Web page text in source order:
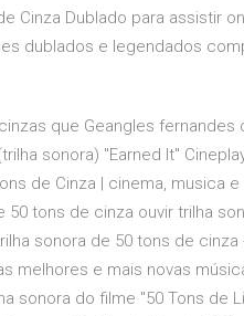
Cinza Dublado para assistir
dublados e legendados
que Geangles
sonora) "Earned It"
de Cinza | cinema, musica e
tons de cinza ouvir trilha
sonora de 50 tons de
melhores e mais novas
sonora do filme "50 Tons de